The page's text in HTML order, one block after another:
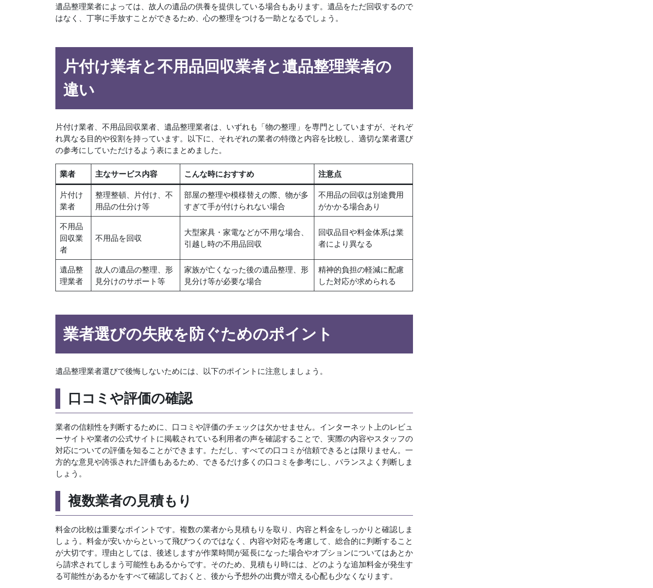
遺品整理業者によっては、故人の遺品の供養を提供している場合もあります。遺品をただ回収するので
はなく、丁寧に手放すことができるため、心の整理をつける一助となるでしょう。
片付け業者と不用品回収業者と遺品整理業者の
違い
片付け業者、不用品回収業者、遺品整理業者は、いずれも「物の整理」を専門としていますが、それぞ
れ異なる目的や役割を持っています。以下に、それぞれの業者の特徴と内容を比較し、適切な業者選び
の参考にしていただけるよう表にまとめました。
業者 主なサービス内容 こんな時におすすめ
注意点
片付け
業者
整理整頓、片付け、不
用品の仕分け等
部屋の整理や模様替えの際、物が多
すぎて手が付けられない場合
不用品の回収は別途費用
がかかる場合あり
不用品
回収業
者
不用品を回収
大型家具・家電などが不用な場合、
引越し時の不用品回収
回収品目や料金体系は業
者により異なる
遺品整
理業者
故人の遺品の整理、形
見分けのサポート等
家族が亡くなった後の遺品整理、形
見分け等が必要な場合
精神的負担の軽減に配慮
した対応が求められる
業者選びの失敗を防ぐためのポイント
遺品整理業者選びで後悔しないためには、以下のポイントに注意しましょう。
口コミや評価の確認
業者の信頼性を判断するために、口コミや評価のチェックは欠かせません。インターネット上のレビュ
ーサイトや業者の公式サイトに掲載されている利用者の声を確認することで、実際の内容やスタッフの
対応についての評価を知ることができます。ただし、すべての口コミが信頼できるとは限りません。一
方的な意見や誇張された評価もあるため、できるだけ多くの口コミを参考にし、バランスよく判断しま
しょう。
複数業者の見積もり
料金の比較は重要なポイントです。複数の業者から見積もりを取り、内容と料金をしっかりと確認しま
しょう。料金が安いからといって飛びつくのではなく、内容や対応を考慮して、総合的に判断すること
が大切です。理由としては、後述しますが作業時間が延長になった場合やオプションについてはあとか
ら請求されてしまう可能性もあるからです。そのため、見積もり時には、どのような追加料金が発生す
る可能性があるかをすべて確認しておくと、後から予想外の出費が増える心配も少なくなります。